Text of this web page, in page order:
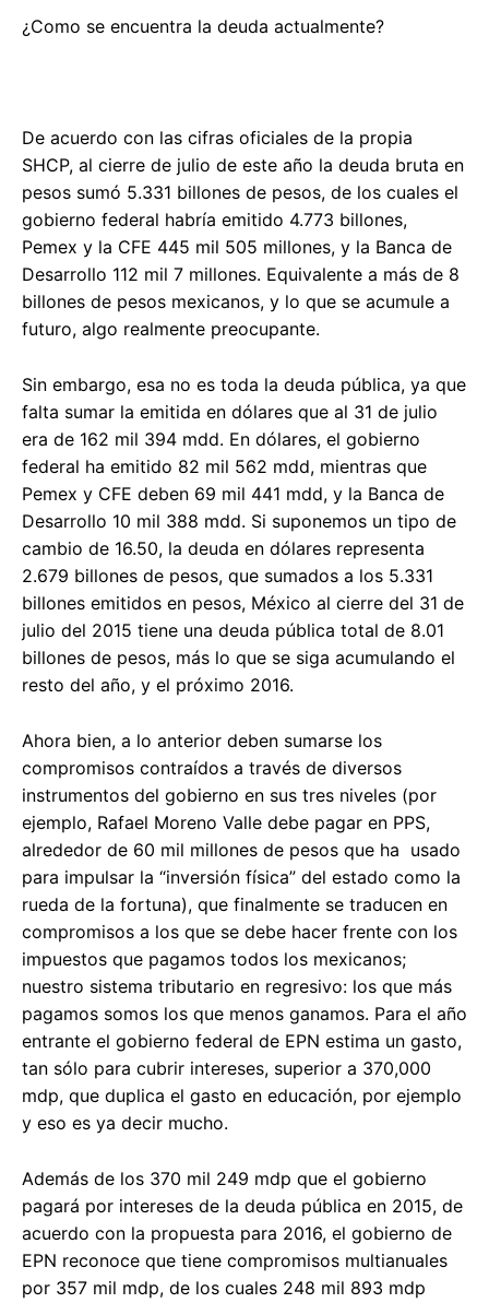
¿Como se encuentra la deuda actualmente?
De acuerdo con las cifras oficiales de la propia
SHCP, al cierre de julio de este año la deuda bruta en
pesos sumó 5.331 billones de pesos, de los cuales el
gobierno federal habría emitido 4.773 billones,
Pemex y la CFE 445 mil 505 millones, y la Banca de
Desarrollo 112 mil 7 millones. Equivalente a más de 8
billones de pesos mexicanos, y lo que se acumule a
futuro, algo realmente preocupante.
Sin embargo, esa no es toda la deuda pública, ya que
falta sumar la emitida en dólares que al 31 de julio
era de 162 mil 394 mdd. En dólares, el gobierno
federal ha emitido 82 mil 562 mdd, mientras que
Pemex y CFE deben 69 mil 441 mdd, y la Banca de
Desarrollo 10 mil 388 mdd. Si suponemos un tipo de
cambio de 16.50, la deuda en dólares representa
2.679 billones de pesos, que sumados a los 5.331
billones emitidos en pesos, México al cierre del 31 de
julio del 2015 tiene una deuda pública total de 8.01
billones de pesos, más lo que se siga acumulando el
resto del año, y el próximo 2016.
Ahora bien, a lo anterior deben sumarse los
compromisos contraídos a través de diversos
instrumentos del gobierno en sus tres niveles (por
ejemplo, Rafael Moreno Valle debe pagar en PPS,
alrededor de 60 mil millones de pesos que ha usado
para impulsar la “inversión física” del estado como la
rueda de la fortuna), que finalmente se traducen en
compromisos a los que se debe hacer frente con los
impuestos que pagamos todos los mexicanos;
nuestro sistema tributario en regresivo: los que más
pagamos somos los que menos ganamos. Para el año
entrante el gobierno federal de EPN estima un gasto,
tan sólo para cubrir intereses, superior a 370,000
mdp, que duplica el gasto en educación, por ejemplo
y eso es ya decir mucho.
Además de los 370 mil 249 mdp que el gobierno
pagará por intereses de la deuda pública en 2015, de
acuerdo con la propuesta para 2016, el gobierno de
EPN reconoce que tiene compromisos multianuales
por 357 mil mdp, de los cuales 248 mil 893 mdp